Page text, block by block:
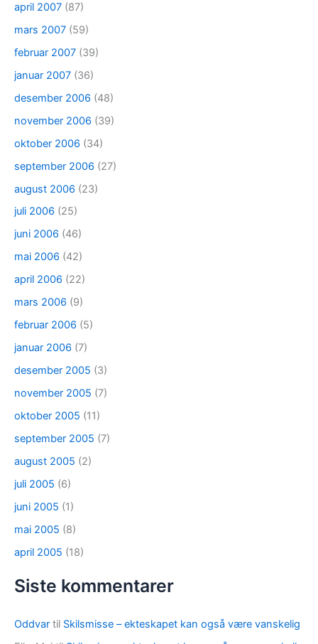
april 2007 (87)
mars 2007 (59)
februar 2007 (39)
januar 2007 (36)
desember 2006 (48)
november 2006 (39)
oktober 2006 (34)
september 2006 (27)
august 2006 (23)
juli 2006 (25)
juni 2006 (46)
mai 2006 (42)
april 2006 (22)
mars 2006 (9)
februar 2006 (5)
januar 2006 (7)
desember 2005 (3)
november 2005 (7)
oktober 2005 (11)
september 2005 (7)
august 2005 (2)
juli 2005 (6)
juni 2005 (1)
mai 2005 (8)
april 2005 (18)
Siste kommentarer
Oddvar til Skilsmisse – ekteskapet kan også være vanskelig